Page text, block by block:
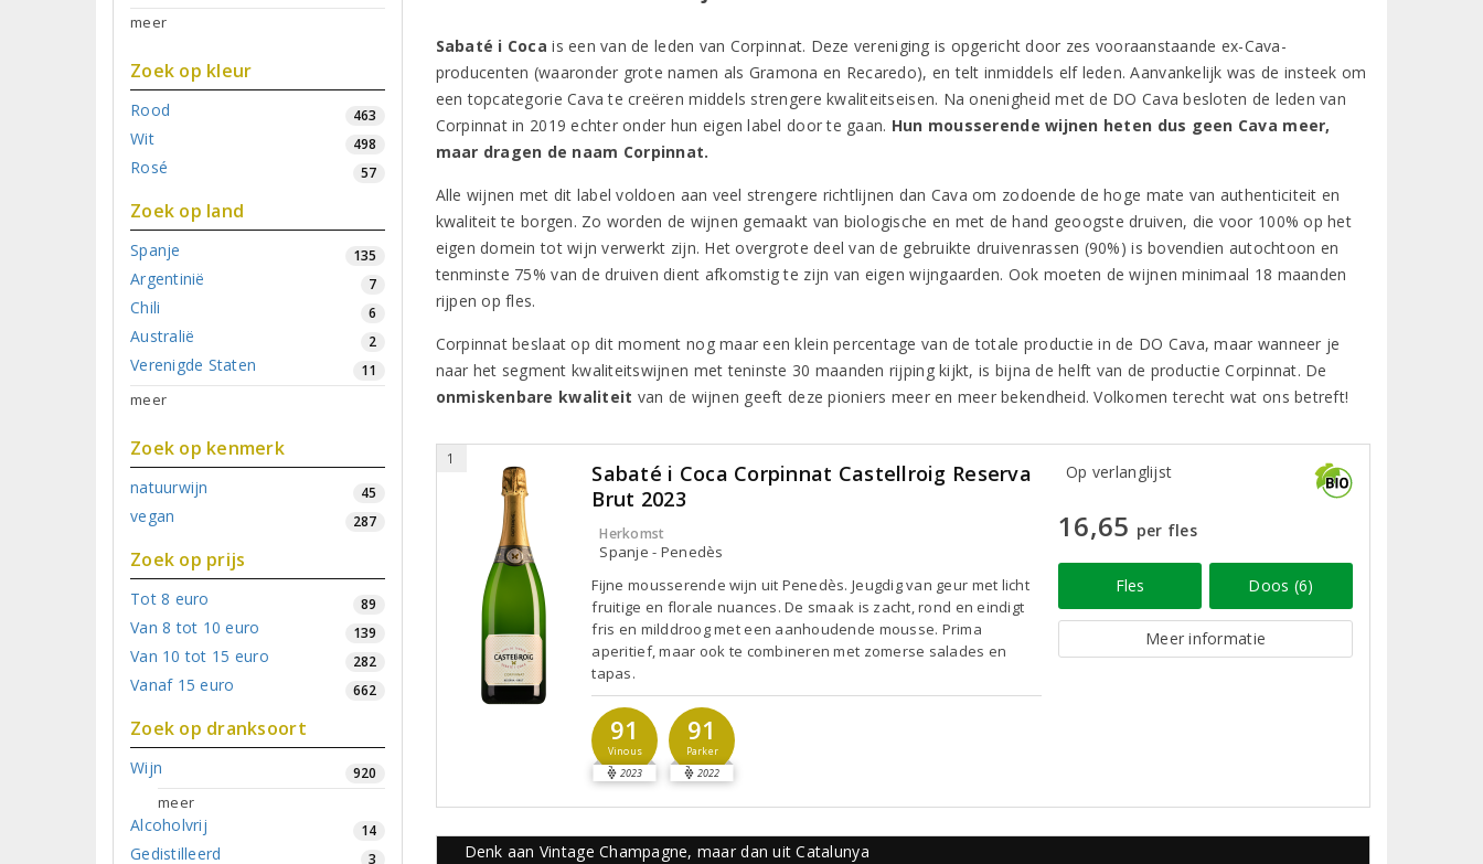
meer
Zoek op kleur
Rood 463
Wit 498
Rosé 57
Zoek op land
Spanje 135
Argentinië 7
Chili 6
Australië 2
Verenigde Staten 11
meer
Zoek op kenmerk
natuurwijn 45
vegan 287
Zoek op prijs
Tot 8 euro 89
Van 8 tot 10 euro 139
Van 10 tot 15 euro 282
Vanaf 15 euro 662
Zoek op dranksoort
Wijn 920
meer
Alcoholvrij 14
Gedistilleerd 3
Sabaté i Coca is een van de leden van Corpinnat. Deze vereniging is opgericht door zes vooraanstaande ex-Cava-
producenten (waaronder grote namen als Gramona en Recaredo), en telt inmiddels elf leden. Aanvankelijk was de insteek om
een topcategorie Cava te creëren middels strengere kwaliteitseisen. Na onenigheid met de DO Cava besloten de leden van
Corpinnat in 2019 echter onder hun eigen label door te gaan. Hun mousserende wijnen heten dus geen Cava meer,
maar dragen de naam Corpinnat.
Alle wijnen met dit label voldoen aan veel strengere richtlijnen dan Cava om zodoende de hoge mate van authenticiteit en
kwaliteit te borgen. Zo worden de wijnen gemaakt van biologische en met de hand geoogste druiven, die voor 100% op het
eigen domein tot wijn verwerkt zijn. Het overgrote deel van de gebruikte druivenrassen (90%) is bovendien autochtoon en
tenminste 75% van de druiven dient afkomstig te zijn van eigen wijngaarden. Ook moeten de wijnen minimaal 18 maanden
rijpen op fles.
Corpinnat beslaat op dit moment nog maar een klein percentage van de totale productie in de DO Cava, maar wanneer je
naar het segment kwaliteitswijnen met teninste 30 maanden rijping kijkt, is bijna de helft van de productie Corpinnat. De
onmiskenbare kwaliteit van de wijnen geeft deze pioniers meer en meer bekendheid. Volkomen terecht wat ons betreft!
1
Sabaté i Coca Corpinnat Castellroig Reserva
Brut 2023
Herkomst
Spanje - Penedès
Fijne mousserende wijn uit Penedès. Jeugdig van geur met licht
fruitige en florale nuances. De smaak is zacht, rond en eindigt
fris en milddroog met een aanhoudende mousse. Prima
aperitief, maar ook te combineren met zomerse salades en
tapas.
91
Vinous
2023
91
Parker
2022
Op verlanglijst
16,65 per fles
Fles Doos (6)
Meer informatie
Denk aan Vintage Champagne, maar dan uit Catalunya